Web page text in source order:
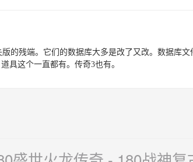
的残端。它们的数据库大多是改了又改。数据库
具这个一直都有。传奇3也有。